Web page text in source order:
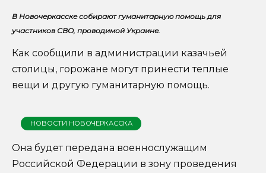
В Новочеркасске собирают гуманитарную помощь для
участников СВО, проводимой Украине.
Как сообщили в администрации казачьей
столицы, горожане могут принести теплые
вещи и другую гуманитарную помощь.
НОВОСТИ НОВОЧЕРКАССКА
Она будет передана военнослужащим
Российской Федерации в зону проведения